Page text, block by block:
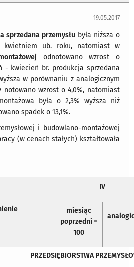
19.05.2017
sprzedana przemysłu była niższa o
kwietniem ub. roku, natomiast w
odnotowano wzrost o
- kwiecień br. produkcja sprzedana
w porównaniu z analogicznym
notowano wzrost o 4,0%, natomiast
była o 2,3% wyższa niż
spadek o 13,1%.
i budowlano-montażowej
(w cenach stałych) kształtowała
IV
miesiąc
poprzedni =
100
PRZEDSIĘBIORSTWA